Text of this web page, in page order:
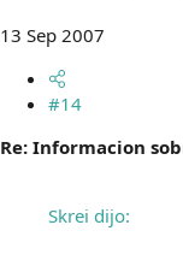
13 Sep 2007
#14
Re: Informacion
Skrei dijo: